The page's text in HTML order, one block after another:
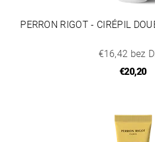
PERRON RIGOT - CIRÉPIL
€16,42 bez
€20,20